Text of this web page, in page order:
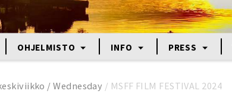
OHJELMISTO INFO PRESS
/ Wednesday / MSFF FILM FESTIVAL 2024